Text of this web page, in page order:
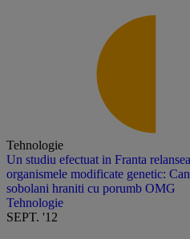
Tehnologie
Un studiu efectuat in Franta
organismele modificate genetic:
sobolani hraniti cu porumb OMG
Tehnologie
SEPT. '12